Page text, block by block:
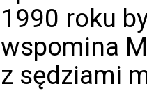
1990 roku
wspomina
z sędziami